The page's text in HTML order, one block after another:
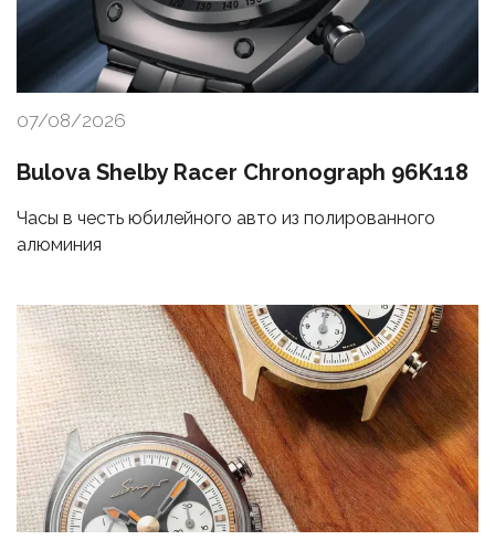
07/08/2026
Bulova Shelby Racer Chronograph 96K118
Часы в честь юбилейного авто из полированного
алюминия